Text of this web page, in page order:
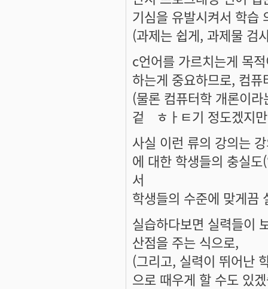
기심을 유발시켜서 학습
(과제는 쉽게, 과제물 검
c언어를 가르치는게 목
하는게 중요하므로, 컴
(물론 컴퓨터학 개론이
겉ㅤㅎㅏㅌ기 정도겠지
사실 이런 류의 강의는
에 대한 학생들의 충실
서
학생들의 수준에 맞게끔
실습하다보면 실력들이
산점을 주는 식으로,
(그리고, 실력이 뛰어난
으로 때우게 할 수도 있